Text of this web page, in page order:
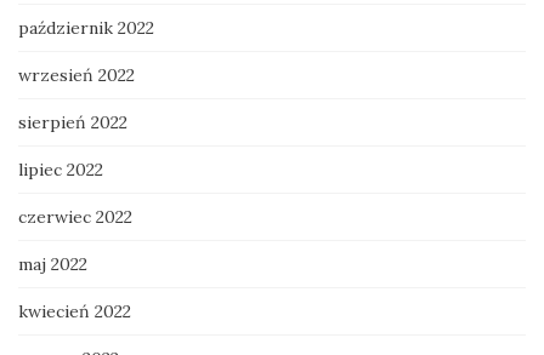
październik 2022
wrzesień 2022
sierpień 2022
lipiec 2022
czerwiec 2022
maj 2022
kwiecień 2022